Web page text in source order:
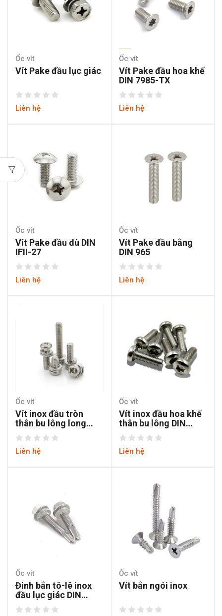
Ốc vít
Vít Pake đầu lục giác
Liên hệ
Ốc vít
Vít Pake đầu hoa khế
DIN 7985-TX
Liên hệ
Ốc vít
Vít Pake đầu dù DIN
IFII-27
Liên hệ
Ốc vít
Vít Pake đầu bằng
DIN 965
Liên hệ
Ốc vít
Vít inox đầu tròn
thân bu lông long
đen kép DIN
GB9074.8
Liên hệ
Ốc vít
Vít inox đầu hoa khế
thân bu lông DIN
7985-TX
Liên hệ
Ốc vít
Đinh bắn tô-lê inox
đầu lục giác DIN
7504K
Ốc vít
Vít bắn ngói inox